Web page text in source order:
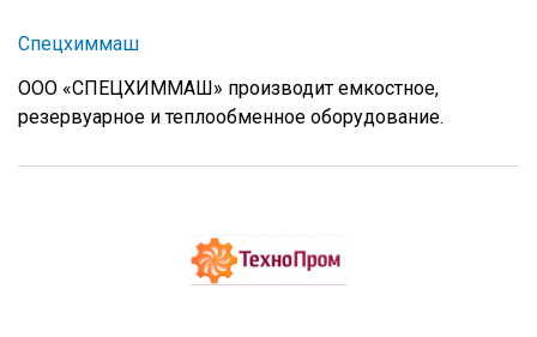
Спецхиммаш
ООО «СПЕЦХИММАШ» производит емкостное,
резервуарное и теплообменное оборудование.